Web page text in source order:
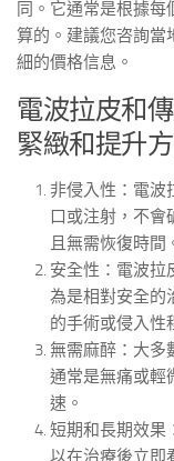
同。它通常是根據
算的。建議您咨詢當
細的價格信息。
電波拉皮和
緊緻和提升
非侵入性：電波
口或注射，不
且無需恢復時間
安全性：電波拉
為是相對安全的
的手術或侵入性
無需麻醉：大多
通常是無痛或輕
速。
短期和長期效果
以在治療後立即